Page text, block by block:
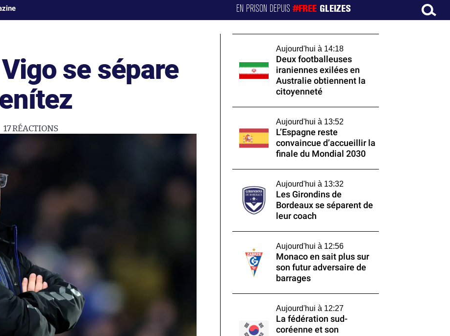
EN PRISON DEPUIS#FREE GLEIZES
se sépare
17RÉACTIONS
Aujourd'hui à 14:18
Deux footballeuses
iraniennes exilées en
Australie obtiennent la
citoyenneté
Aujourd'hui à 13:52
L’Espagne reste
convaincue d’accueillir la
finale du Mondial 2030
Aujourd'hui à 13:32
Les Girondins de
Bordeaux se séparent de
leur coach
Aujourd'hui à 12:56
Monaco en sait plus sur
son futur adversaire de
barrages
Aujourd'hui à 12:27
La fédération sud-
coréenne et son